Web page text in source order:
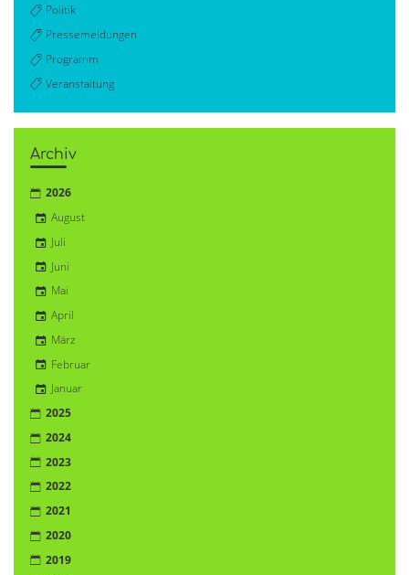
Politik
Pressemeldungen
Programm
Veranstaltung
Archiv
2026
August
Juli
Juni
Mai
April
März
Februar
Januar
2025
2024
2023
2022
2021
2020
2019